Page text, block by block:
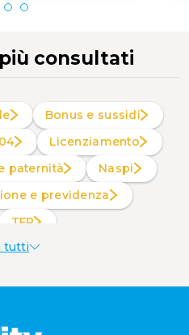
consultati
Bonus e sussidi
Licenziamento
e paternità
Naspi
e previdenza
TFR
tutti